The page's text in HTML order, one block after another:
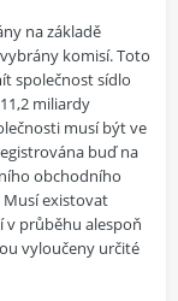
na základě
komisí. Toto
společnost sídlo
miliardy
musí být ve
buď na
obchodního
existovat
v průběhu alespoň
vyloučeny určité